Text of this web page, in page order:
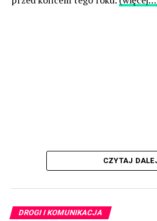
CZYTAJ
DROGI I KOMUNIKACJA